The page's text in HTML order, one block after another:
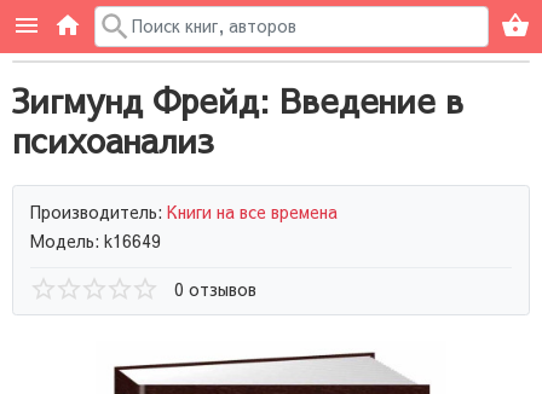
Зигмунд Фрейд: Введение в
психоанализ
Производитель: Книги на все времена
Модель: k16649
0 отзывов